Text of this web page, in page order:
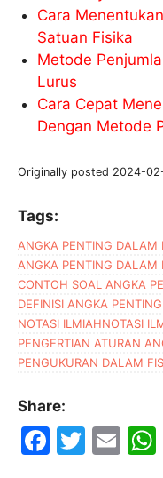
Cara
Satuan Fisika
Metode
Lurus
Cara Cepat
Dengan Metode
Originally posted 2024-
Tags:
ANGKA PENTING DALAM
ANGKA PENTING DALAM
CONTOH SOAL ANGKA
DEFINISI ANGKA
NOTASI ILMIAHNOTASI
PENGERTIAN ATURAN
PENGUKURAN DALAM
Share:
F
T
E